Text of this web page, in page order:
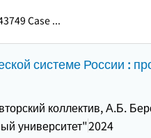
Case ...
системе России :
коллектив, А.Б.
университет"2024